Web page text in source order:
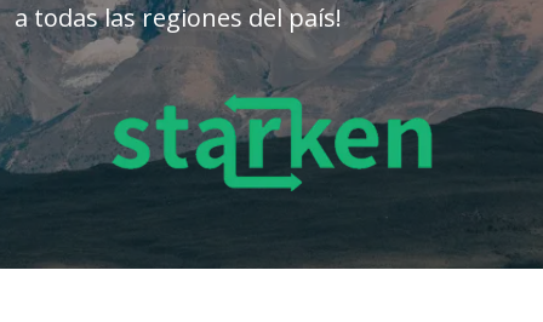
a todas las regiones del país!